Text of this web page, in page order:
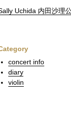
Uchida 内田沙理
concert info
diary
violin